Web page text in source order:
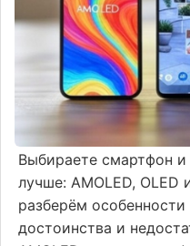
Выбираете смартфон и
лучше: AMOLED, OLED
разберём
достоинства и